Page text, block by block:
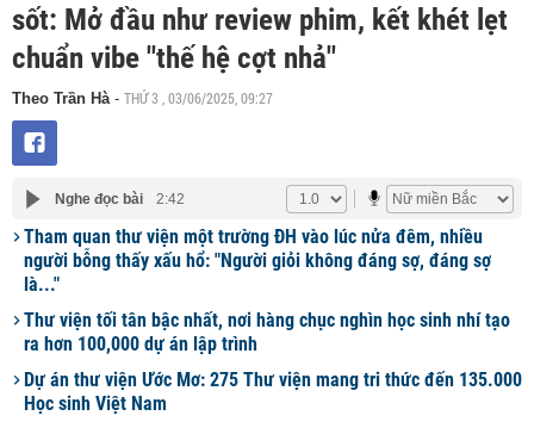
sốt: Mở đầu như review phim, kết khét lẹt
chuẩn vibe "thế hệ cợt nhả"
Theo Trần Hà - THỨ 3 , 03/06/2025, 09:27
Nghe đọc bài 2:42
Tham quan thư viện một trường ĐH vào lúc nửa đêm, nhiều
người bỗng thấy xấu hổ: "Người giỏi không đáng sợ, đáng sợ
là..."
Thư viện tối tân bậc nhất, nơi hàng chục nghìn học sinh nhí tạo
ra hơn 100,000 dự án lập trình
Dự án thư viện Ước Mơ: 275 Thư viện mang tri thức đến 135.000
Học sinh Việt Nam